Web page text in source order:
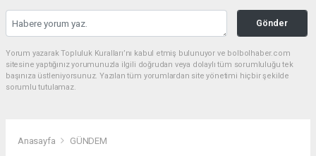
Gönder
Yorum yazarak Topluluk Kuralları’nı kabul etmiş bulunuyor ve bolbolhaber.com
sitesine yaptığınız yorumunuzla ilgili doğrudan veya dolaylı tüm sorumluluğu tek
başınıza üstleniyorsunuz. Yazılan tüm yorumlardan site yönetimi hiçbir şekilde
sorumlu tutulamaz.
Anasayfa GÜNDEM